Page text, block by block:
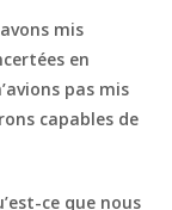
mis
en
pas mis
capables de
ce que nous